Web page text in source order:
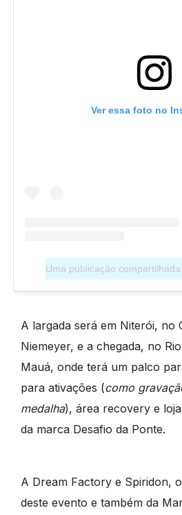
Ver essa foto no
A largada será em Niterói, no
Niemeyer, e a chegada, no
Mauá, onde terá um palco
para ativações (como
medalha), área recovery e
da marca Desafio da Ponte.
A Dream Factory e Spiridon,
deste evento e também da